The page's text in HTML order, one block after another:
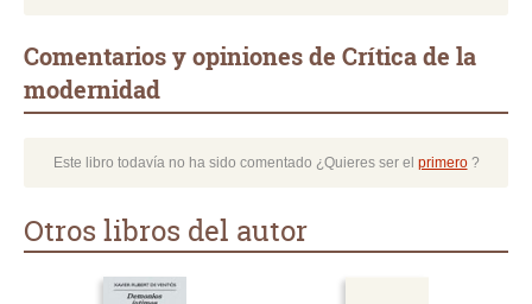
Comentarios y opiniones de Crítica de la
modernidad
Este libro todavía no ha sido comentado ¿Quieres ser el primero?
Otros libros del autor